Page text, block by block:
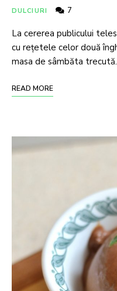
DULCIURI 7
La cererea publicului
cu rețetele celor două
masa de sâmbăta
READ MORE